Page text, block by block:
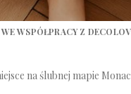
WSPÓŁPRACY Z
na ślubnej mapie